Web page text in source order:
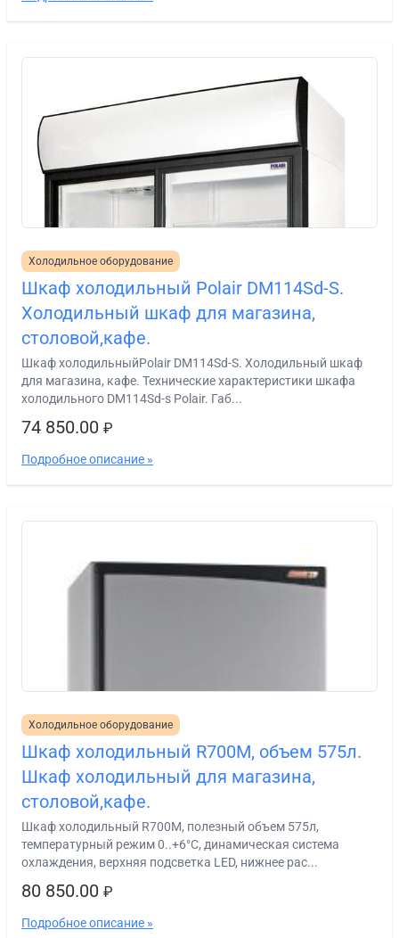
Холодильное оборудование
Шкаф холодильный Polair DM114Sd-S.
Холодильный шкаф для магазина,
столовой,кафе.
Шкаф холодильныйPolair DM114Sd-S. Холодильный шкаф
для магазина, кафе. Технические характеристики шкафа
холодильного DM114Sd-s Polair. Габ...
74 850.00 ₽
Подробное описание »
Холодильное оборудование
Шкаф холодильный R700M, объем 575л.
Шкаф холодильный для магазина,
столовой,кафе.
Шкаф холодильный R700M, полезный объем 575л,
температурный режим 0..+6°С, динамическая система
охлаждения, верхняя подсветка LED, нижнее рас...
80 850.00 ₽
Подробное описание »